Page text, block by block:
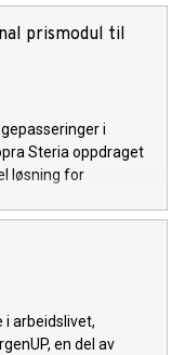
prismodul til
i
Steria oppdraget
løsning for
arbeidslivet,
en del av